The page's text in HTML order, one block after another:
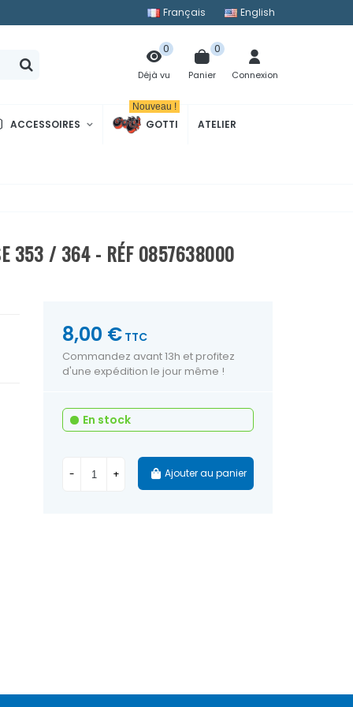
Français English
Déjà vu
0
Panier
0
Connexion
ACCESSOIRES GOTTI
Nouveau !
ATELIER
353 / 364 - RÉF 0857638000
8,00 € TTC
Commandez avant 13h et profitez
d'une expédition le jour même !
En stock
- + Ajouter au panier